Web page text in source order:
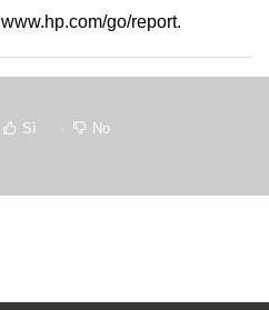
www.hp.com/go/report.
Sì No